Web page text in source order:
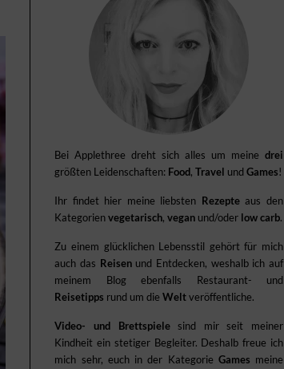
Bei Applethree dreht sich alles um meine drei
größten Leidenschaften: Food,Travel undGames!
Ihr findet hier meine liebsten Rezepteaus den
Kategorienvegetarisch,vegan und/oder low carb.
Zu einem glücklichen Lebensstil gehört für mich
auch das Reisenund Entdecken, weshalb ich auf
meinem Blog ebenfalls Restaurant- und
Reisetipps rund um dieWeltveröffentliche.
Video- und Brettspielesind mir seit meiner
Kindheit ein stetiger Begleiter. Deshalb freue ich
mich sehr, euch in der Kategorie Games meine